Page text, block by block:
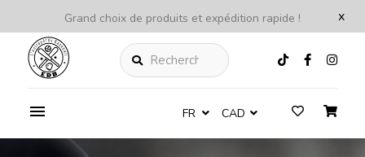
x
Grand choix de produits et expédition rapide !
Rechercher
FR CAD